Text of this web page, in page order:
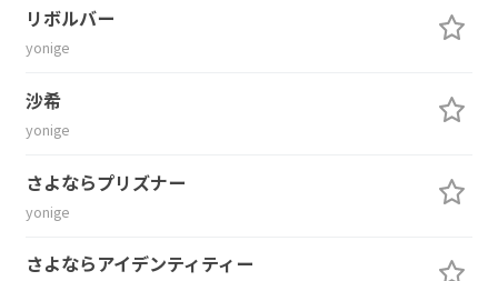
リボルバー
yonige
沙希
yonige
さよならプリズナー
yonige
さよならアイデンティティー